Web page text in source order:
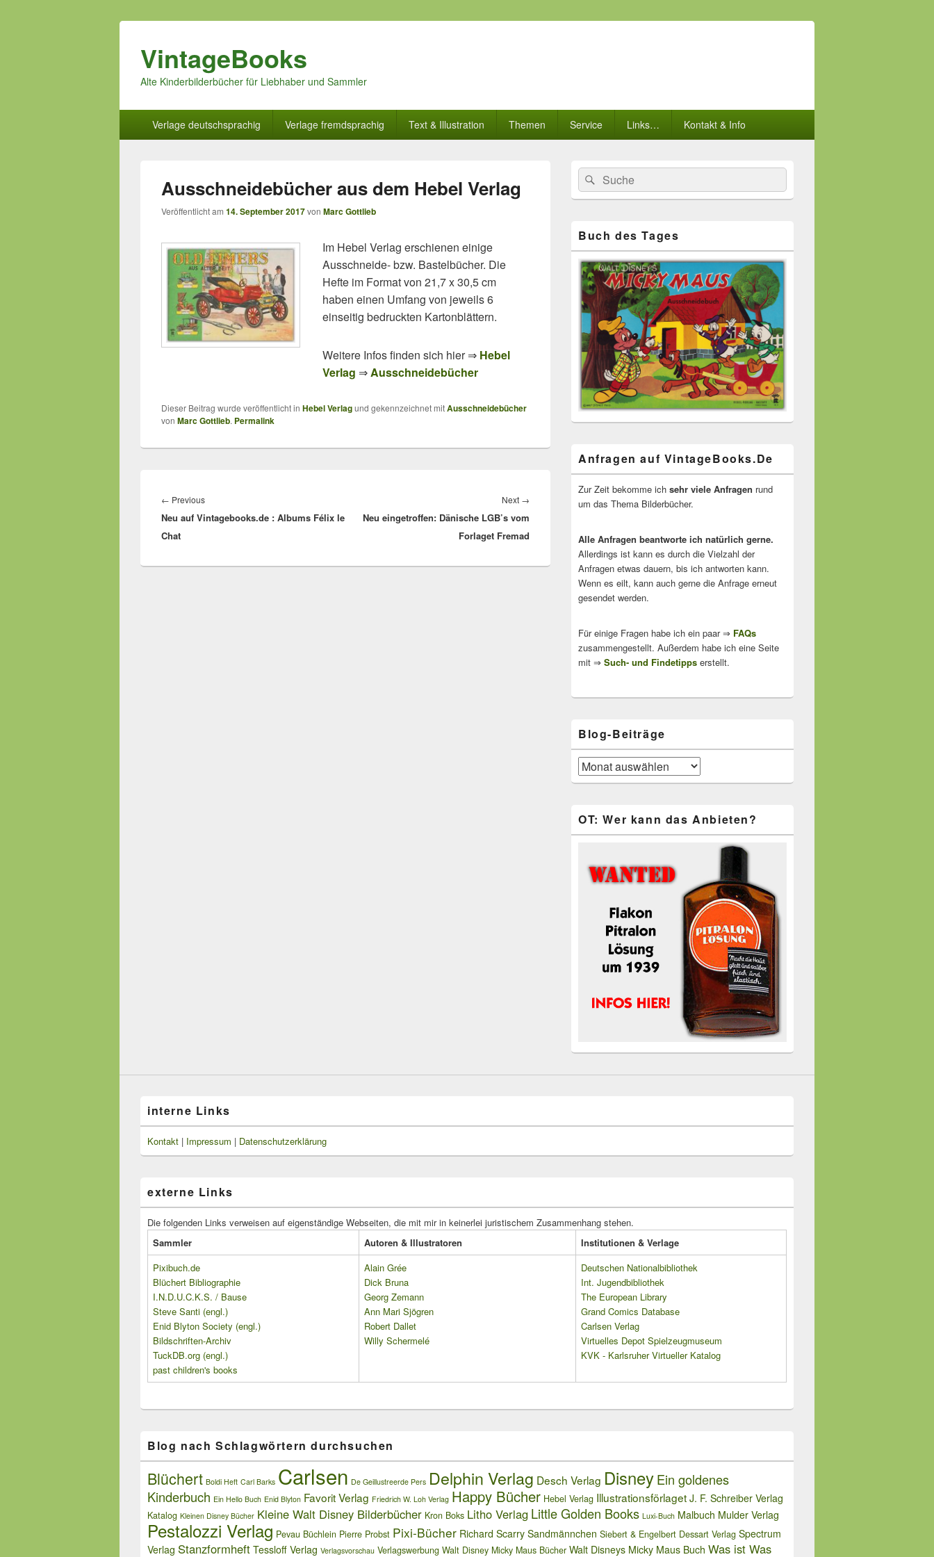
VintageBooks
Alte Kinderbilderbücher für Liebhaber und Sammler
Verlage deutschsprachig Verlage fremdsprachig Text & Illustration Themen Service Links… Kontakt & Info
Ausschneidebücher aus dem Hebel Verlag
Veröffentlicht am 14. September 2017von Marc Gottlieb
Im Hebel Verlag erschienen einige
Ausschneide- bzw. Bastelbücher. Die
Hefte im Format von 21,7 x 30,5 cm
haben einen Umfang von jeweils 6
einseitig bedruckten Kartonblättern.
Weitere Infos finden sich hier ⇒ Hebel
Verlag ⇒Ausschneidebücher
Dieser Beitrag wurde veröffentlicht in Hebel Verlagund gekennzeichnet mitAusschneidebücher
von Marc Gottlieb. Permalink
← PreviousPrevious
post:
Neu auf Vintagebooks.de : Albums Félix le
Chat
Next →
Neu eingetroffen: Dänische LGB’s vom
Forlaget Fremad
Primärer
Seitenleisten
Widget-
Bereich
Search
for:
Suche
Buch des Tages
Anfragen auf VintageBooks.De
Zur Zeit bekomme ich sehr viele Anfragen rund
um das Thema Bilderbücher.
Alle Anfragen beantworte ich natürlich gerne.
Allerdings ist kann es durch die Vielzahl der
Anfragen etwas dauern, bis ich antworten kann.
Wenn es eilt, kann auch gerne die Anfrage erneut
gesendet werden.
Für einige Fragen habe ich ein paar ⇒ FAQs
zusammengestellt. Außerdem habe ich eine Seite
mit ⇒ Such- und Findetipps erstellt.
Blog-Beiträge
Blog-
Beiträge
OT: Wer kann das Anbieten?
interne Links
Kontakt | Impressum | Datenschutzerklärung
externe Links
Die folgenden Links verweisen auf eigenständige Webseiten, die mit mir in keinerlei juristischem Zusammenhang stehen.
Sammler
Autoren & Illustratoren
Institutionen & Verlage
Pixibuch.de
Blüchert Bibliographie
I.N.D.U.C.K.S. / Bause
Steve Santi (engl.)
Enid Blyton Society (engl.)
Bildschriften-Archiv
TuckDB.org (engl.)
past children's books
Alain Grée
Dick Bruna
Georg Zemann
Ann Mari Sjögren
Robert Dallet
Willy Schermelé
Deutschen Nationalbibliothek
Int. Jugendbibliothek
The European Library
Grand Comics Database
Carlsen Verlag
Virtuelles Depot Spielzeugmuseum
KVK - Karlsruher Virtueller Katalog
Blog nach Schlagwörtern durchsuchen
Blüchert Boldi Heft Carl Barks Carlsen De Geillustreerde Pers Delphin Verlag Desch Verlag DisneyEin goldenes
Kinderbuch Ein Hello Buch Enid Blyton Favorit Verlag Friedrich W. Loh Verlag Happy Bücher Hebel Verlag Illustrationsförlaget J. F. Schreiber Verlag
Katalog Kleinen Disney Bücher Kleine Walt Disney Bilderbücher Kron Boks Litho Verlag Little Golden Books Luxi-Buch Malbuch Mulder Verlag
Pestalozzi Verlag Pevau Büchlein Pierre Probst Pixi-Bücher Richard Scarry Sandmännchen Siebert & Engelbert Dessart Verlag Spectrum
Verlag Stanzformheft Tessloff Verlag Verlagsvorschau Verlagswerbung Walt Disney Micky Maus Bücher Walt Disneys Micky Maus Buch Was ist Was